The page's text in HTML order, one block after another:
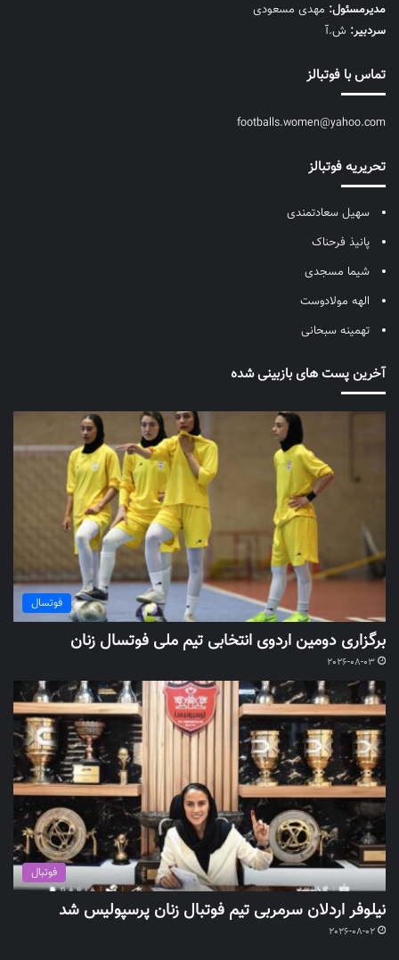
مديرمسئول: مهدی مسعودی
سردبیر: ش.آ
تماس با فوتبالز
footballs.women@yahoo.com
تحریریه فوتبالز
سهیل سعادتمندی
پانیذ فرحناک
شیما مسجدی
الهه مولادوست
تهمینه سبحانی
آخرین پست های بازبینی شده
فوتسال
برگزاری دومین اردوی انتخابی تیم ملی فوتسال زنان
2026-08-03
فوتبال
نیلوفر اردلان سرمربی تیم فوتبال زنان پرسپولیس شد
2026-08-02